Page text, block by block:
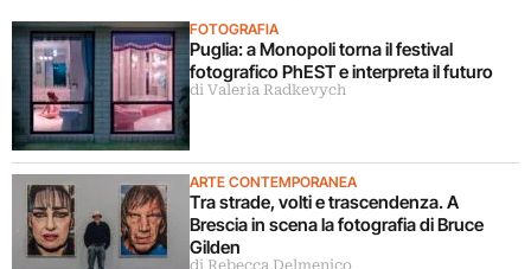
FOTOGRAFIA
Puglia: a Monopoli torna il festival
fotografico PhEST e interpreta il futuro
di Valeria Radkevych
ARTE CONTEMPORANEA
Tra strade, volti e trascendenza. A
Brescia in scena la fotografia di Bruce
Gilden
di Rebecca Delmenico